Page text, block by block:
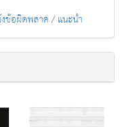
ข้อผิดพลาด / แนะนำ